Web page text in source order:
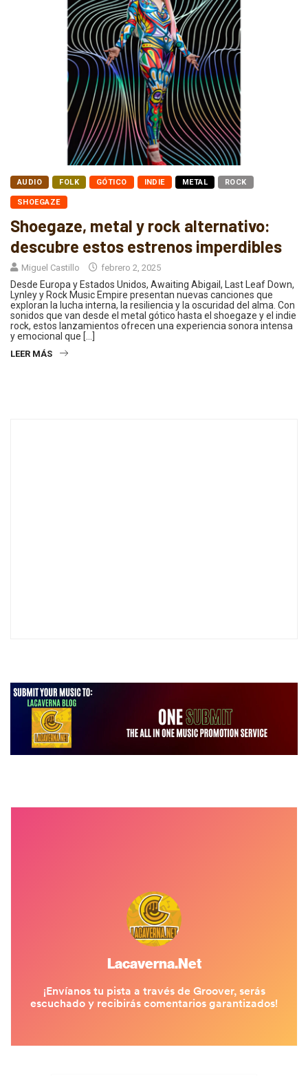
AUDIO FOLK GÓTICO INDIE METAL ROCK
SHOEGAZE
Shoegaze, metal y rock alternativo:
descubre estos estrenos imperdibles
Miguel Castillo febrero 2, 2025
Desde Europa y Estados Unidos, Awaiting Abigail, Last Leaf Down,
Lynley y Rock Music Empire presentan nuevas canciones que
exploran la lucha interna, la resiliencia y la oscuridad del alma. Con
sonidos que van desde el metal gótico hasta el shoegaze y el indie
rock, estos lanzamientos ofrecen una experiencia sonora intensa
y emocional que […]
LEER MÁS